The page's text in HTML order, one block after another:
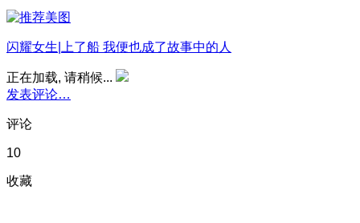
闪耀女生|上了船 我便也成了故事中的人
正在加载, 请稍候...
发表评论…
评论
10
收藏